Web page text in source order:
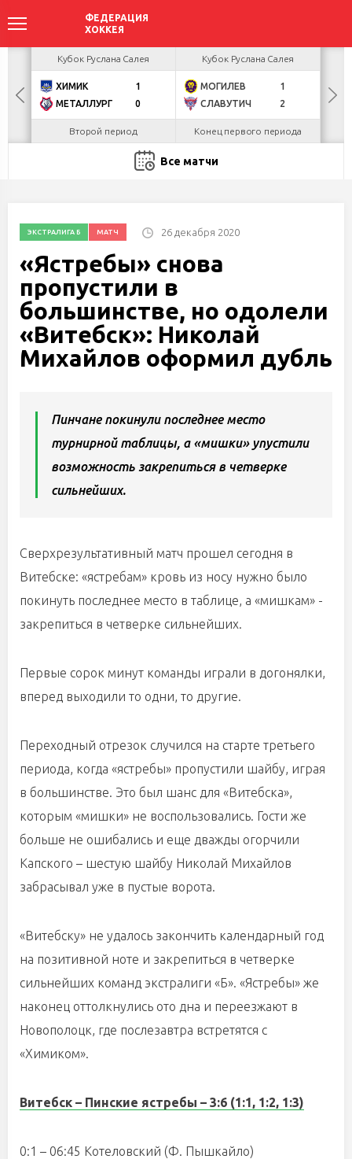
БУЛ
Кубок Руслана Салея
ХИМИК
1
МЕТАЛЛУРГ
0
Второй период
Кубок Руслана Салея
МОГИЛЕВ
1
СЛАВУТИЧ
2
Конец первого периода
Все матчи
ЭКСТРАЛИГА Б МАТЧ 26 декабря 2020
«Ястребы» снова
пропустили в
большинстве, но одолели
«Витебск»: Николай
Михайлов оформил дубль
Пинчане покинули последнее место
турнирной таблицы, а «мишки» упустили
возможность закрепиться в четверке
сильнейших.
Сверхрезультативный матч прошел сегодня в
Витебске: «ястребам» кровь из носу нужно было
покинуть последнее место в таблице, а «мишкам» -
закрепиться в четверке сильнейших.
Первые сорок минут команды играли в догонялки,
вперед выходили то одни, то другие.
Переходный отрезок случился на старте третьего
периода, когда «ястребы» пропустили шайбу, играя
в большинстве. Это был шанс для «Витебска»,
которым «мишки» не воспользовались. Гости же
больше не ошибались и еще дважды огорчили
Капского – шестую шайбу Николай Михайлов
забрасывал уже в пустые ворота.
«Витебску» не удалось закончить календарный год
на позитивной ноте и закрепиться в четверке
сильнейших команд экстралиги «Б». «Ястребы» же
наконец оттолкнулись ото дна и переезжают в
Новополоцк, где послезавтра встретятся с
«Химиком».
Витебск – Пинские ястребы – 3:6 (1:1, 1:2, 1:3)
0:1 – 06:45 Котеловский (Ф. Пышкайло)